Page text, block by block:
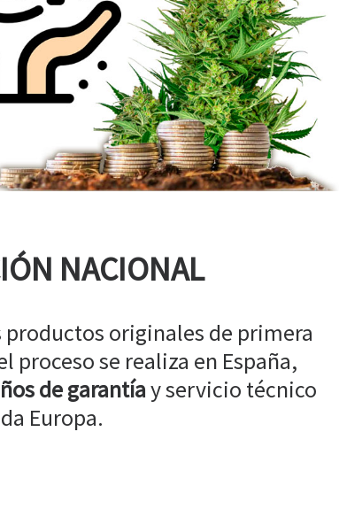
NACIONAL
productos originales de primera
proceso se realiza en España,
de garantíay servicio técnico
Europa.